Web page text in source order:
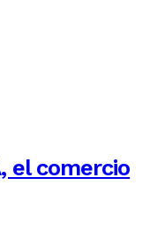
el comercio